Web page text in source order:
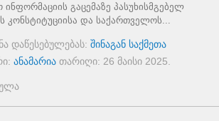
ინფორმაციის გაცემაზე პასუხისმგებელ
კონსტიტუციისა და საქართველოს...
დაწესებულებას: შინაგან საქმეთა
ანამარია თარიღი: 26 მაისი 2025